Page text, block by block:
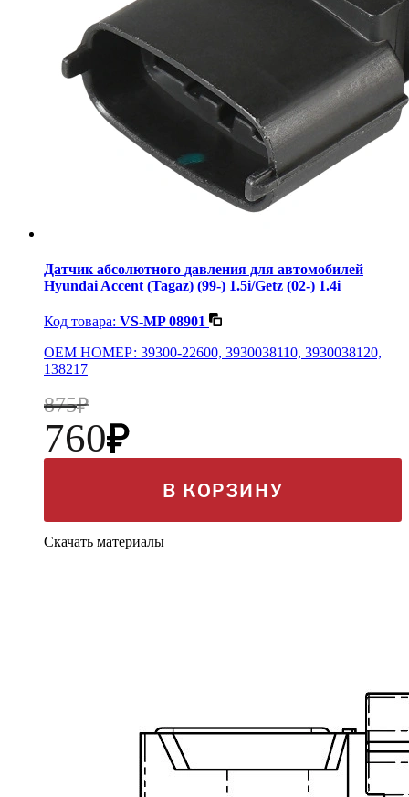
Датчик абсолютного давления для автомобилей
Hyundai Accent (Tagaz) (99-) 1.5i/Getz (02-) 1.4i
Код товара: VS-MP 08901
OEM НОМЕР: 39300-22600, 3930038110, 3930038120,
138217
875
760
В КОРЗИНУ
Скачать материалы